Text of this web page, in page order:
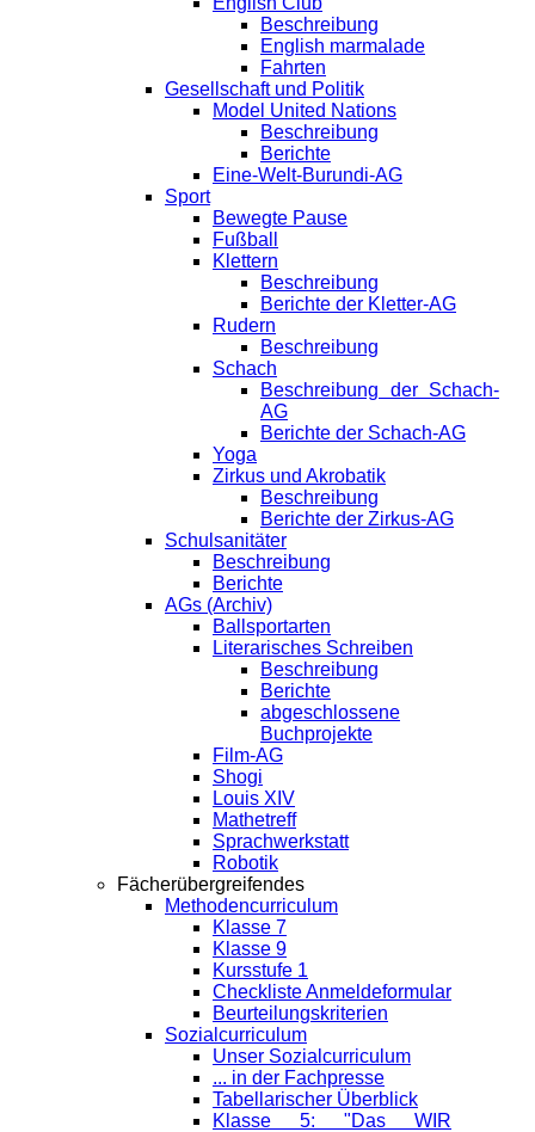
Beschreibung
English marmalade
Fahrten
Gesellschaft und Politik
Model United Nations
Beschreibung
Berichte
Eine-Welt-Burundi-AG
Sport
Bewegte Pause
Fußball
Klettern
Beschreibung
Berichte der Kletter-AG
Rudern
Beschreibung
Schach
Beschreibung der Schach-
AG
Berichte der Schach-AG
Yoga
Zirkus und Akrobatik
Beschreibung
Berichte der Zirkus-AG
Schulsanitäter
Beschreibung
Berichte
AGs (Archiv)
Ballsportarten
Literarisches Schreiben
Beschreibung
Berichte
abgeschlossene
Buchprojekte
Film-AG
Shogi
Louis XIV
Mathetreff
Sprachwerkstatt
Robotik
Fächerübergreifendes
Methodencurriculum
Klasse 7
Klasse 9
Kursstufe 1
Checkliste Anmeldeformular
Beurteilungskriterien
Sozialcurriculum
Unser Sozialcurriculum
... in der Fachpresse
Tabellarischer Überblick
Klasse 5: "Das WIR